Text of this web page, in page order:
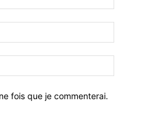
fois que je commenterai.